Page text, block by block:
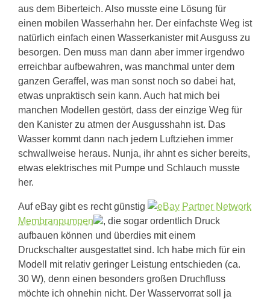
aus dem Biberteich. Also musste eine Lösung für
einen mobilen Wasserhahn her. Der einfachste Weg ist
natürlich einfach einen Wasserkanister mit Ausguss zu
besorgen. Den muss man dann aber immer irgendwo
erreichbar aufbewahren, was manchmal unter dem
ganzen Geraffel, was man sonst noch so dabei hat,
etwas unpraktisch sein kann. Auch hat mich bei
manchen Modellen gestört, dass der einzige Weg für
den Kanister zu atmen der Ausgusshahn ist. Das
Wasser kommt dann nach jedem Luftziehen immer
schwallweise heraus. Nunja, ihr ahnt es sicher bereits,
etwas elektrisches mit Pumpe und Schlauch musste
her.
Auf eBay gibt es recht günstig
Membranpumpen
, die sogar ordentlich Druck
aufbauen können und überdies mit einem
Druckschalter ausgestattet sind. Ich habe mich für ein
Modell mit relativ geringer Leistung entschieden (ca.
30 W), denn einen besonders großen Druchfluss
möchte ich ohnehin nicht. Der Wasservorrat soll ja